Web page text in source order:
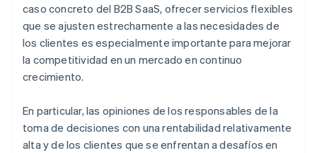
caso concreto del B2B SaaS, ofrecer servicios flexibles
que se ajusten estrechamente a las necesidades de
los clientes es especialmente importante para mejorar
la competitividad en un mercado en continuo
crecimiento.
En particular, las opiniones de los responsables de la
toma de decisiones con una rentabilidad relativamente
alta y de los clientes que se enfrentan a desafíos en